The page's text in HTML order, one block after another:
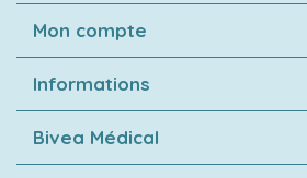
Mon compte
Informations
Bivea Médical